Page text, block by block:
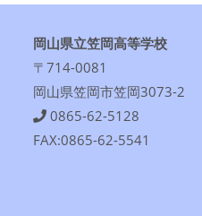
岡山県立笠岡高等学校
〒714-0081
岡山県笠岡市笠岡3073-2
0865-62-5128
FAX:0865-62-5541